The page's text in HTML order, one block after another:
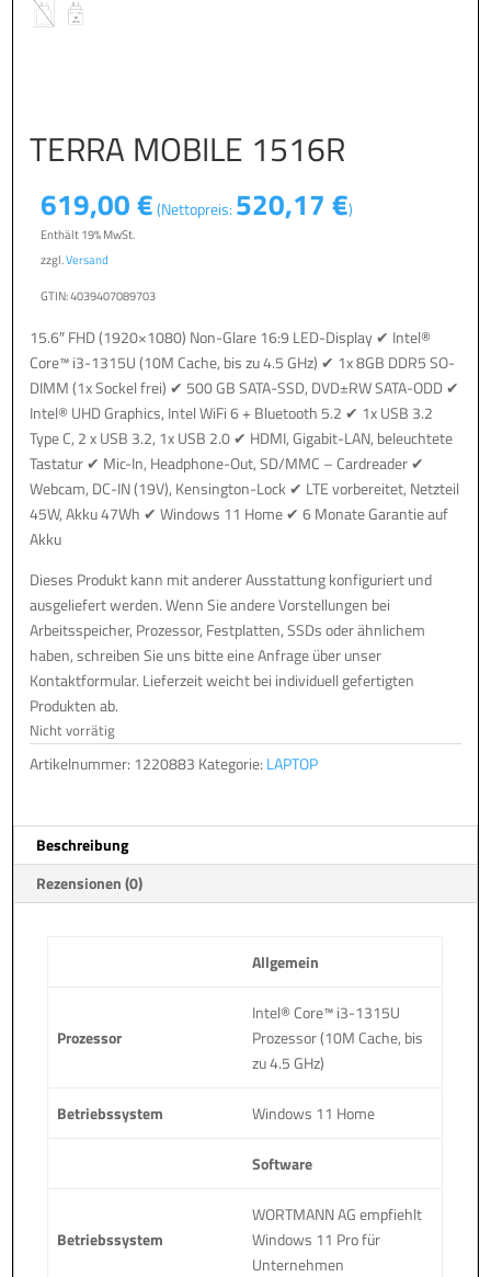
TERRA MOBILE 1516R
619,00€ (Nettopreis: 520,17€)
Enthält 19% MwSt.
zzgl.Versand
GTIN: 4039407089703
15.6″ FHD (1920×1080) Non-Glare 16:9 LED-Display ✔ Intel®
Core™ i3-1315U (10M Cache, bis zu 4.5 GHz) ✔ 1x 8GB DDR5 SO-
DIMM (1x Sockel frei) ✔ 500 GB SATA-SSD, DVD±RW SATA-ODD ✔
Intel® UHD Graphics, Intel WiFi 6 + Bluetooth 5.2 ✔ 1x USB 3.2
Type C, 2 x USB 3.2, 1x USB 2.0 ✔ HDMI, Gigabit-LAN, beleuchtete
Tastatur ✔ Mic-In, Headphone-Out, SD/MMC – Cardreader ✔
Webcam, DC-IN (19V), Kensington-Lock ✔ LTE vorbereitet, Netzteil
45W, Akku 47Wh ✔ Windows 11 Home ✔ 6 Monate Garantie auf
Akku
Dieses Produkt kann mit anderer Ausstattung konfiguriert und
ausgeliefert werden. Wenn Sie andere Vorstellungen bei
Arbeitsspeicher, Prozessor, Festplatten, SSDs oder ähnlichem
haben, schreiben Sie uns bitte eine Anfrage über unser
Kontaktformular. Lieferzeit weicht bei individuell gefertigten
Produkten ab.
Nicht vorrätig
Artikelnummer: 1220883 Kategorie: LAPTOP
Beschreibung
Rezensionen (0)
Allgemein
Prozessor
Intel® Core™ i3-1315U
Prozessor (10M Cache, bis
zu 4.5 GHz)
Betriebssystem Windows 11 Home
Software
Betriebssystem
WORTMANN AG empfiehlt
Windows 11 Pro für
Unternehmen